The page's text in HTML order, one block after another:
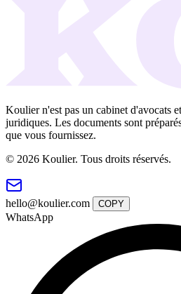
Koulier n'est pas un cabinet d'avocats
juridiques. Les documents sont
que vous fournissez.
© 2026 Koulier. Tous droits réservés.
hello@koulier.com COPY
WhatsApp